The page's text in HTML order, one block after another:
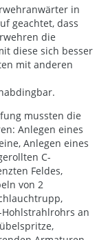
in
geachtet, dass
die
diese sich besser
mit anderen
mussten die
Anlegen eines
Anlegen eines
C-
Feldes,
von 2
an